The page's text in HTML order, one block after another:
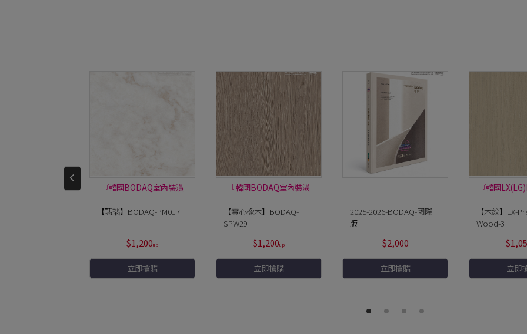
『韓國BODAQ室內裝潢
【瑪瑙】BODAQ-PM017
$1,200
立即搶購
『韓國BODAQ室內裝潢
膜』
【實心橡木】BODAQ-
SPW29
$1,200
立即搶購
2025-2026-BODAQ-國際
版
$2,000
立即搶購
『韓國
【木紋】LX-
Wood-3
立即